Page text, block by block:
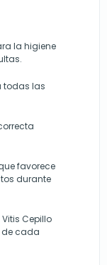
la higiene
todas las
favorece
durante
Cepillo
de cada